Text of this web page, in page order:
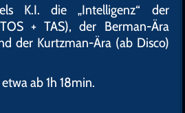
K.I. die „Intelligenz“ der
+ TAS), der Berman-Ära
der Kurtzman-Ära (ab Disco)
ab 1h 18min.